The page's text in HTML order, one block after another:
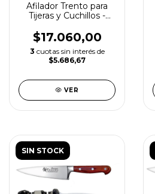
Afilador Trento para
Tijeras y Cuchillos -
$17.060,00
3 cuotas sin interés de
$5.686,67
VER
SIN STOCK